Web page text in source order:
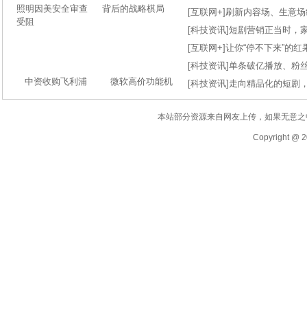
中资收购飞利浦 微软高价功能机
[互联网+] 刷新内容场、生意
[科技资讯]短剧营销正当时，
[互联网+]让你“停不下来”的
[科技资讯]单条破亿播放、粉
[科技资讯] 走向精品化的短剧
本站部分资源来自网友上传，如果无意
Copyright @